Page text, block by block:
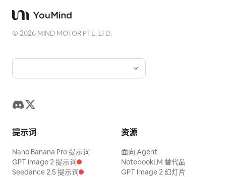
©2026 MIND MOTOR PTE. LTD.
提示词
Nano Banana Pro 提示词
GPT Image 2 提示词
Seedance 2.5 提示词
资源
面向 Agent
NotebookLM 替代品
GPT Image 2 幻灯片